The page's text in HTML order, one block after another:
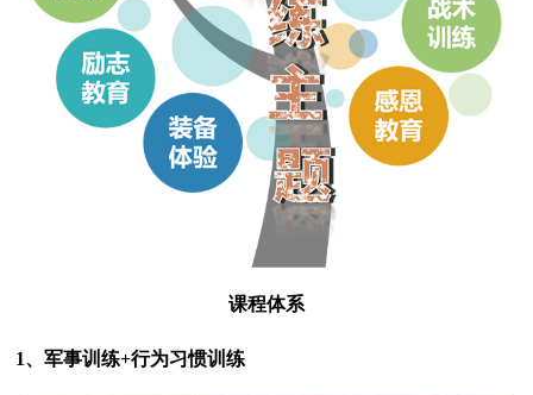
课程体系
1、军事训练+行为习惯训练